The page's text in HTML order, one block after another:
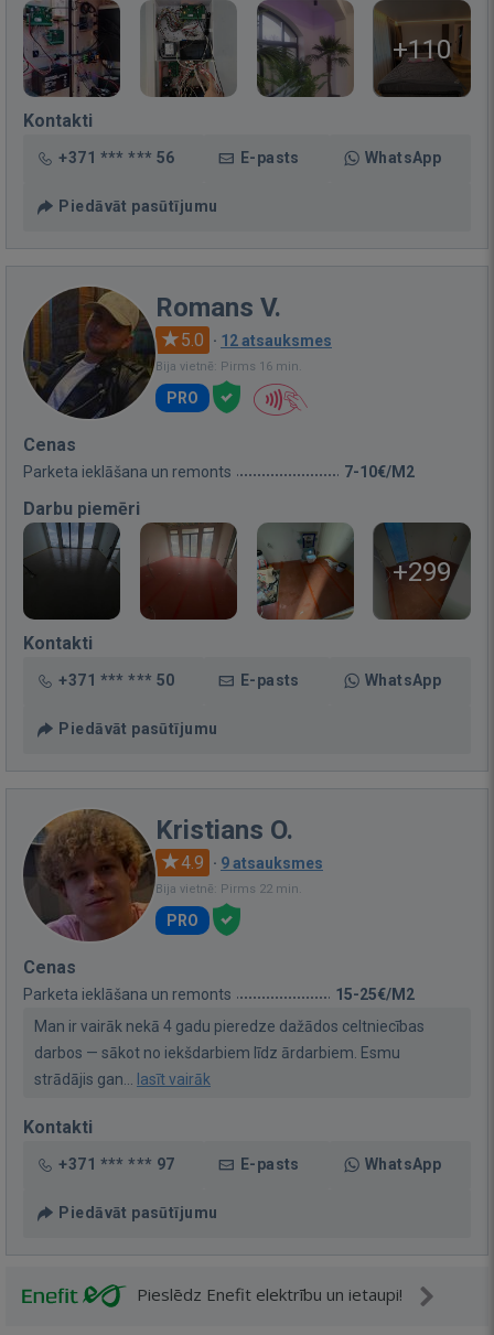
+110
Kontakti
+371 *** *** 56 E-pasts WhatsApp
Piedāvāt pasūtījumu
Romans V.
5.0 · 12 atsauksmes
Bija vietnē: Pirms 16 min.
PRO
Cenas
Parketa ieklāšana un remonts 7-10€/M2
Darbu piemēri
+299
Kontakti
+371 *** *** 50 E-pasts WhatsApp
Piedāvāt pasūtījumu
Kristians O.
4.9 · 9 atsauksmes
Bija vietnē: Pirms 22 min.
PRO
Cenas
Parketa ieklāšana un remonts
15-25€/M2
Man ir vairāk nekā 4 gadu pieredze dažādos celtniecības
darbos — sākot no iekšdarbiem līdz ārdarbiem. Esmu
strādājis gan...
lasīt vairāk
Kontakti
+371 *** *** 97 E-pasts WhatsApp
Piedāvāt pasūtījumu
Pieslēdz Enefit elektrību un ietaupi!